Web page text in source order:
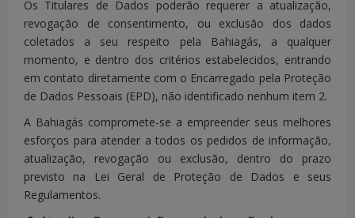
OFICIAL COM
FOTO
retorno ao
cliente.
Dados
coletados
para inclusão
Os Titulares de Dados poderão requerer a atualização,
revogação de consentimento, ou exclusão dos dados
coletados a seu respeito pela Bahiagás, a qualquer
momento, e dentro dos critérios estabelecidos, entrando
em contato diretamente com o Encarregado pela Proteção
de Dados Pessoais (EPD), não identificado nenhum item 2.
A Bahiagás compromete-se a empreender seus melhores
esforços para atender a todos os pedidos de informação,
atualização, revogação ou exclusão, dentro do prazo
previsto na Lei Geral de Proteção de Dados e seus
Regulamentos.